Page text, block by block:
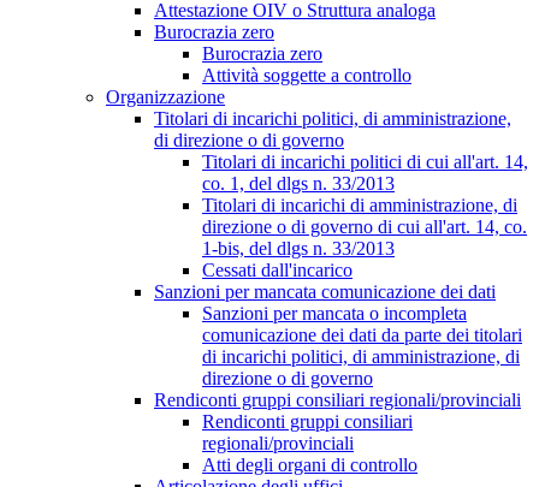
Attestazione OIV o Struttura analoga
Burocrazia zero
Burocrazia zero
Attività soggette a controllo
Organizzazione
Titolari di incarichi politici, di amministrazione,
di direzione o di governo
Titolari di incarichi politici di cui all'art. 14,
co. 1, del dlgs n. 33/2013
Titolari di incarichi di amministrazione, di
direzione o di governo di cui all'art. 14, co.
1-bis, del dlgs n. 33/2013
Cessati dall'incarico
Sanzioni per mancata comunicazione dei dati
Sanzioni per mancata o incompleta
comunicazione dei dati da parte dei titolari
di incarichi politici, di amministrazione, di
direzione o di governo
Rendiconti gruppi consiliari regionali/provinciali
Rendiconti gruppi consiliari
regionali/provinciali
Atti degli organi di controllo